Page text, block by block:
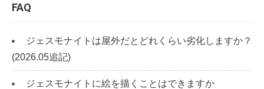
FAQ
ジェスモナイトは屋外だとどれくらい劣化しますか？
(2026.05追記)
ジェスモナイトに絵を描くことはできますか